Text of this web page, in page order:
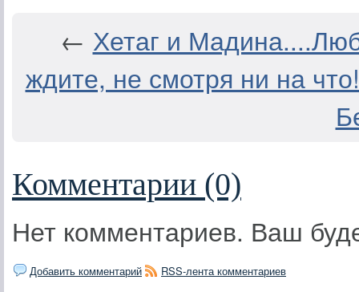
← Хетаг и
ждите, не смотря ни на
Комментарии (0)
Нет комментариев. Ваш
Добавить комментарий RSS-лента комментариев